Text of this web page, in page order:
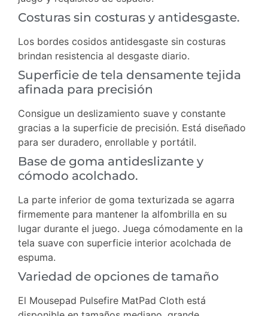
Costuras sin costuras y antidesgaste.
Los bordes cosidos antidesgaste sin costuras
brindan resistencia al desgaste diario.
Superficie de tela densamente tejida
afinada para precisión
Consigue un deslizamiento suave y constante
gracias a la superficie de precisión. Está diseñado
para ser duradero, enrollable y portátil.
Base de goma antideslizante y
cómodo acolchado.
La parte inferior de goma texturizada se agarra
firmemente para mantener la alfombrilla en su
lugar durante el juego. Juega cómodamente en la
tela suave con superficie interior acolchada de
espuma.
Variedad de opciones de tamaño
El Mousepad Pulsefire MatPad Cloth está